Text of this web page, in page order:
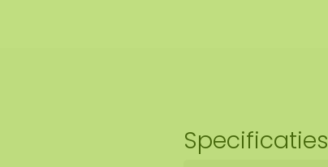
Specificaties